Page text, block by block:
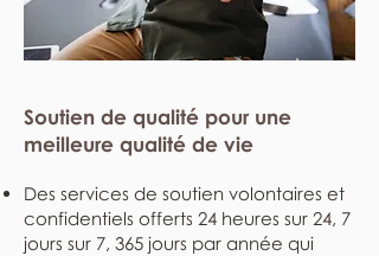
Soutien de qualité pour une
meilleure qualité de vie
Des services de soutien volontaires et
confidentiels offerts 24 heures sur 24, 7
jours sur 7, 365 jours par année qui